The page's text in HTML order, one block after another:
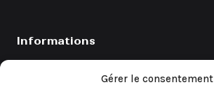
Gérer le consentement
Informations